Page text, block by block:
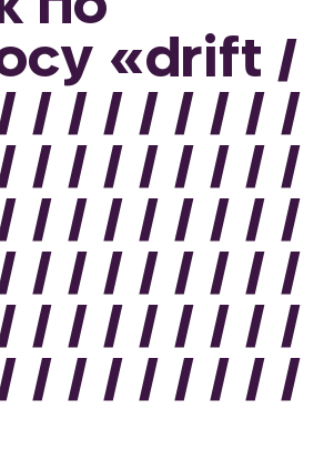
«drift /
/ / / / / / / /
/ / / / / / / /
/ / / / / / / /
/ / / / / / / /
/ / / / / / / /
/ / / / / / / /